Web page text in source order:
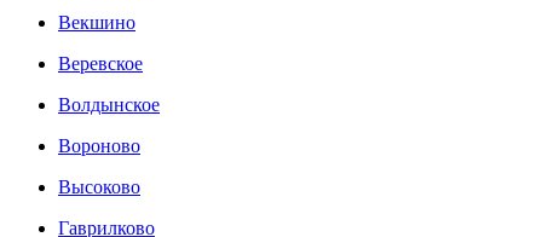
Векшино
Веревское
Волдынское
Вороново
Высоково
Гаврилково